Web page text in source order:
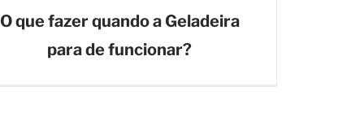
O que fazer quando a Geladeira
para de funcionar?